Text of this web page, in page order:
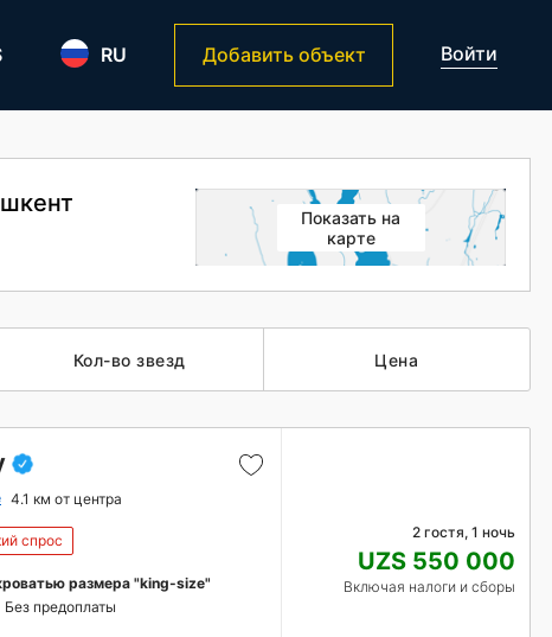
RU Добавить объект Войти
Показать на
карте
Кол-во звезд Цена
4.1 км от центра
спрос
размера "king-size"
Без предоплаты
2 гостя, 1 ночь
UZS 550 000
Включая налоги и сборы